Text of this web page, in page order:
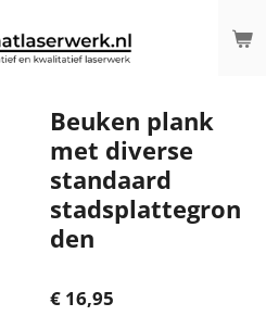
Beuken plank
met diverse
standaard
stadsplattegron
den
€ 16,95